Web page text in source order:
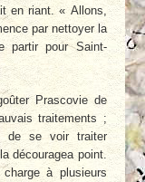
en riant. « Allons,
par nettoyer la
partir pour Saint-
Prascovie de
traitements ;
de se voir traiter
découragea point.
à plusieurs